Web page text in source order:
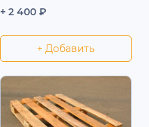
+ 2 400 ₽
+ Добавить